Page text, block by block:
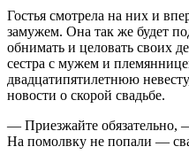
Гостья смотрела на них и
замужем. Она так же будет
обнимать и целовать своих
сестра с мужем и
двадцатипятилетнюю
новости о скорой свадьбе.
— Приезжайте обязательно,
На помолвку не попали —